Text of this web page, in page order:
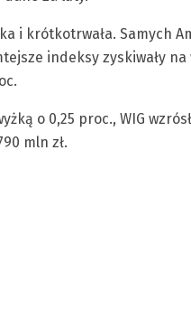
i krótkotrwała. Samych
indeksy zyskiwały na
o 0,25 proc., WIG
mln zł.